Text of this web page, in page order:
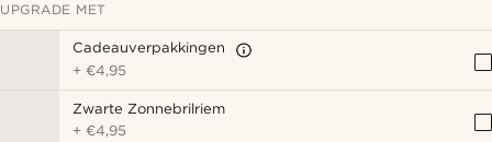
UPGRADE MET
Cadeauverpakkingen
+€4,95
Zwarte Zonnebrilriem
+€4,95